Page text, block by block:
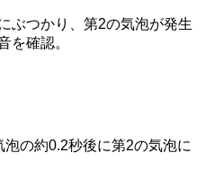
ぶつかり、第2の気泡が発生
を確認。
の約0.2秒後に第2の気泡に